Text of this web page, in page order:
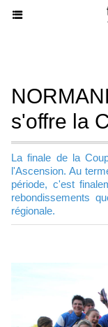
s'offre la
La finale de la
l'Ascension. Au
période, c'est
rebondissements
régionale.